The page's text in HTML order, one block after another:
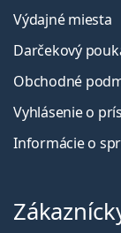
Výdajné miesta
Darčekový
Obchodné
Vyhlásenie o
Informácie o